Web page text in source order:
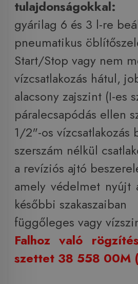
tulajdonságokkal:
gyárilag 6 és 3 l-re
pneumatikus
Start/Stop vagy nem
vízcsatlakozás hátul,
alacsony zajszint (I-es
páralecsapódás ellen
1/2"-os vízcsatlakozás
szerszám nélkül
a revíziós ajtó
amely védelmet nyújt
későbbi szakaszaiban
függőleges vagy
Falhoz való
szettet 38 558 00M